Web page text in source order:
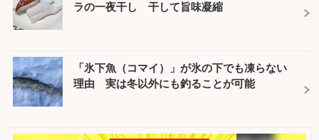
ラの一夜干し 干して旨味凝縮
「氷下魚（コマイ）」が氷の下でも凍らない
理由 実は冬以外にも釣ることが可能